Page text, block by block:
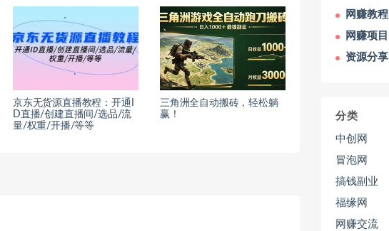
京东无货源直播教程：开通I
D直播/创建直播间/选品/流
量/权重/开播/等等
三角洲全自动搬砖，轻松躺
赢！
网赚教程
网赚项目
资源分享
分类
中创网
冒泡网
搞钱副业
福缘网
网赚交流